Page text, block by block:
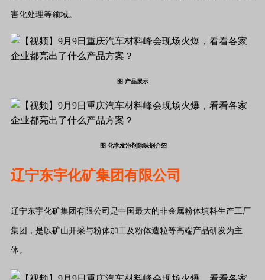
害化处理等领域。
图 产品展示
图 化学发泡剂除味剂介绍
辽宁东宇化矿集团有限公司
辽宁东宇化矿集团有限公司是中国最大的非金属粉体填料生产工厂
集团，是以矿山开采与粉体加工及粉体造粒等高端产品研发为主
体。